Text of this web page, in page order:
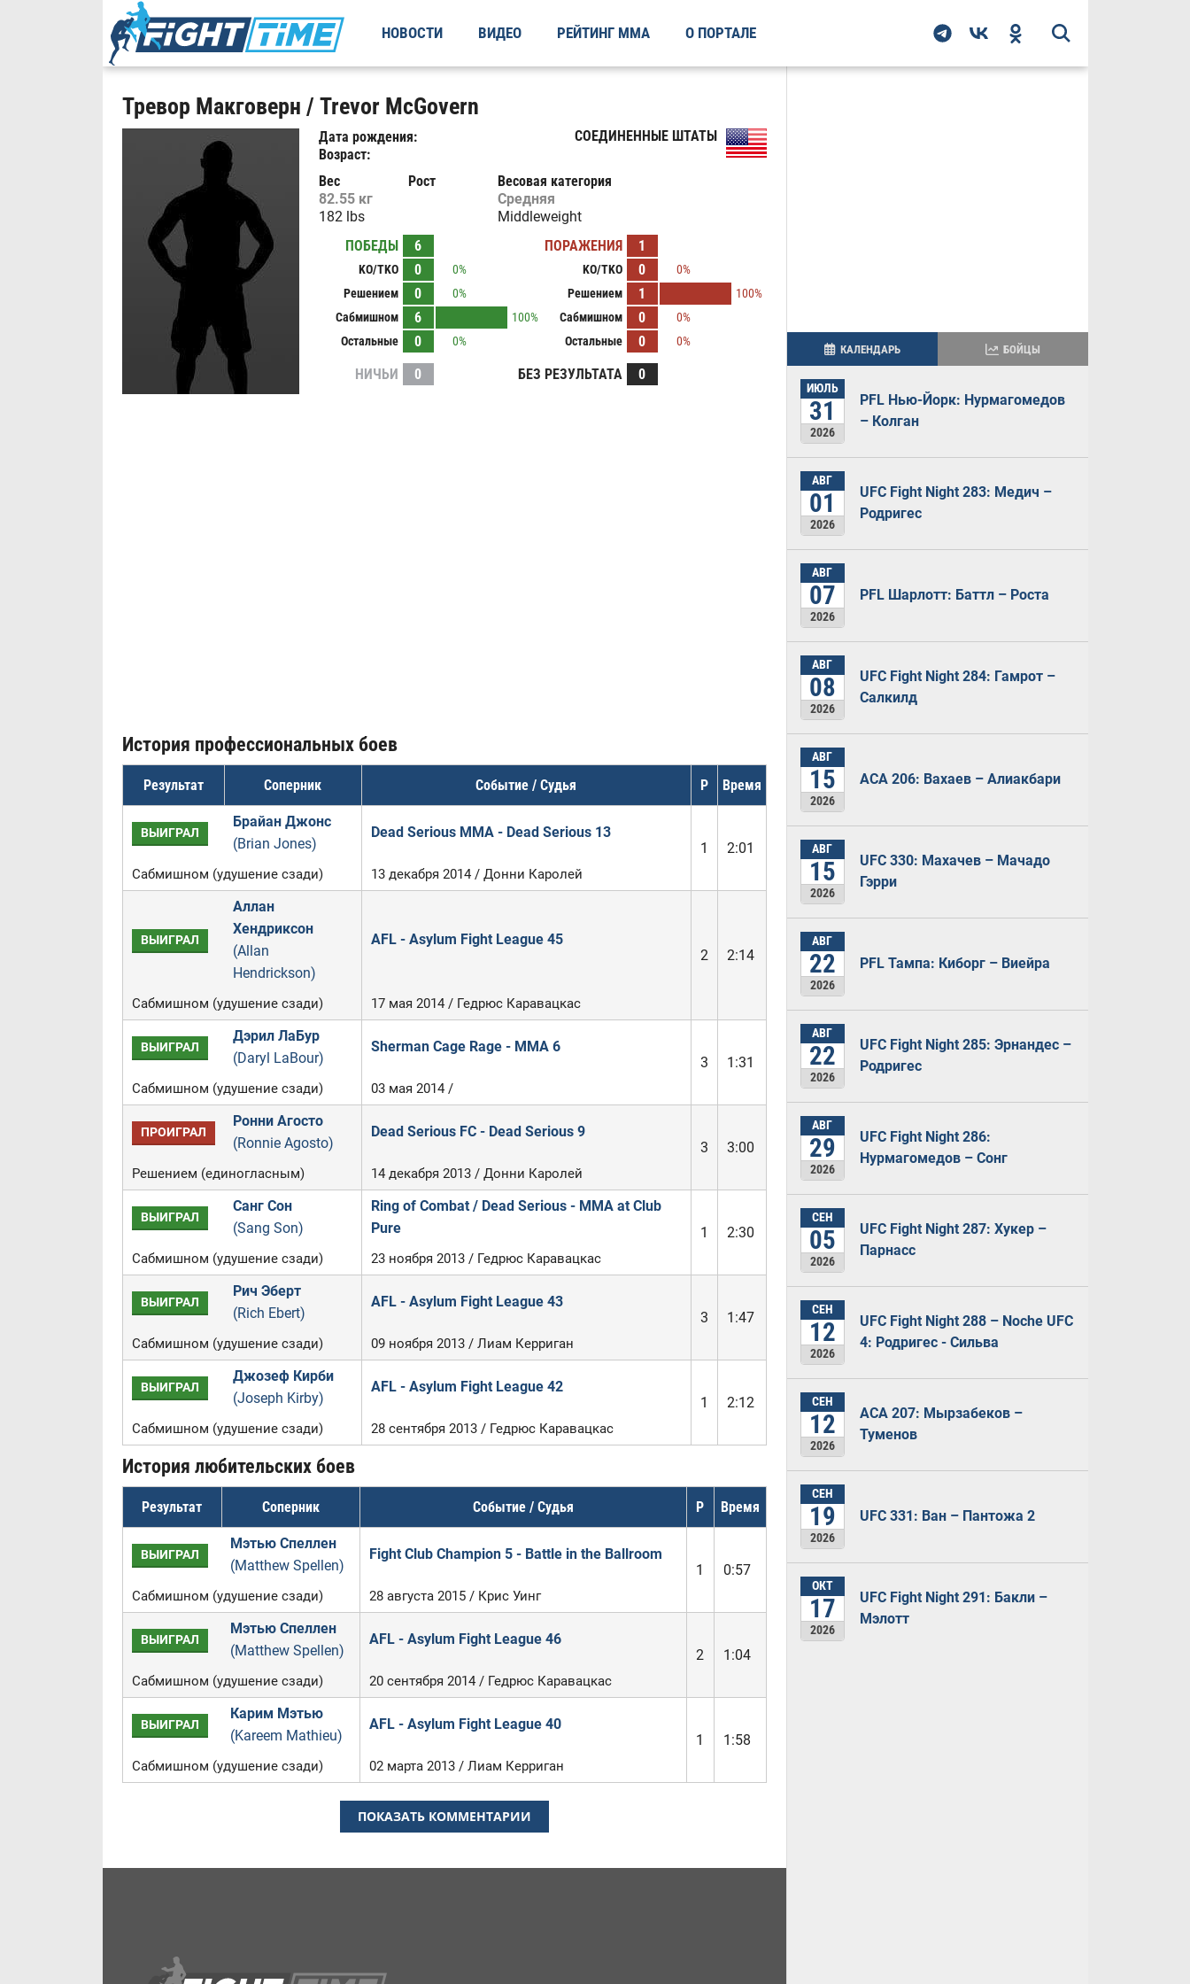
НОВОСТИ ВИДЕО РЕЙТИНГ ММА О ПОРТАЛЕ
Тревор Макговерн / Trevor McGovern
Дата рождения:
Возраст:
СОЕДИНЕННЫЕ ШТАТЫ
Вес
82.55 кг
182 lbs
Рост
Весовая категория
Средняя
Middleweight
ПОБЕДЫ
6
KO/TKO 0
0%
Решением
0
0%
Сабмишном
6
100%
Остальные
0 0%
ПОРАЖЕНИЯ 1
KO/TKO 0
0%
Решением
1
100%
Сабмишном
0
0%
Остальные
0 0%
НИЧЬИ 0 БЕЗ РЕЗУЛЬТАТА 0
История профессиональных боев
Результат Соперник Событие / Судья Р Время
ВЫИГРАЛ
Брайан Джонс
(Brian Jones)
Dead Serious MMA - Dead Serious 13
1
2:01
Сабмишном (удушение сзади) 13 декабря 2014 / Донни Каролей
ВЫИГРАЛ
Аллан
Хендриксон
(Allan
Hendrickson)
AFL - Asylum Fight League 45
2
2:14
Сабмишном (удушение сзади) 17 мая 2014 / Гедрюс Каравацкас
ВЫИГРАЛ
Дэрил ЛаБур
(Daryl LaBour)
Sherman Cage Rage - MMA 6
3
1:31
Сабмишном (удушение сзади) 03 мая 2014 /
ПРОИГРАЛ
Ронни Агосто
(Ronnie Agosto)
Dead Serious FC - Dead Serious 9
3
3:00
Решением (единогласным) 14 декабря 2013 / Донни Каролей
ВЫИГРАЛ
Санг Сон
(Sang Son)
Ring of Combat / Dead Serious - MMA at Club
Pure
1 2:30
Сабмишном (удушение сзади) 23 ноября 2013 / Гедрюс Каравацкас
ВЫИГРАЛ
Рич Эберт
(Rich Ebert)
AFL - Asylum Fight League 43
3
1:47
Сабмишном (удушение сзади) 09 ноября 2013 / Лиам Керриган
ВЫИГРАЛ
Джозеф Кирби
(Joseph Kirby)
AFL - Asylum Fight League 42
1
2:12
Сабмишном (удушение сзади) 28 сентября 2013 / Гедрюс Каравацкас
История любительских боев
Результат Соперник Событие / Судья Р Время
ВЫИГРАЛ
Мэтью Спеллен
(Matthew Spellen)
Fight Club Champion 5 - Battle in the Ballroom
1
0:57
Сабмишном (удушение сзади) 28 августа 2015 / Крис Уинг
ВЫИГРАЛ
Мэтью Спеллен
(Matthew Spellen)
AFL - Asylum Fight League 46
2
1:04
Сабмишном (удушение сзади) 20 сентября 2014 / Гедрюс Каравацкас
ВЫИГРАЛ
Карим Мэтью
(Kareem Mathieu)
AFL - Asylum Fight League 40
1
1:58
Сабмишном (удушение сзади) 02 марта 2013 / Лиам Керриган
ПОКАЗАТЬ КОММЕНТАРИИ
КАЛЕНДАРЬ БОЙЦЫ
ИЮЛЬ
31
2026
PFL Нью-Йорк: Нурмагомедов
– Колган
АВГ
01
2026
UFC Fight Night 283: Медич –
Родригес
АВГ
07
2026
PFL Шарлотт: Баттл – Роста
АВГ
08
2026
UFC Fight Night 284: Гамрот –
Салкилд
АВГ
15
2026
ACA 206: Вахаев – Алиакбари
АВГ
15
2026
UFC 330: Махачев – Мачадо
Гэрри
АВГ
22
2026
PFL Тампа: Киборг – Виейра
АВГ
22
2026
UFC Fight Night 285: Эрнандес –
Родригес
АВГ
29
2026
UFC Fight Night 286:
Нурмагомедов – Сонг
СЕН
05
2026
UFC Fight Night 287: Хукер –
Парнасс
СЕН
12
2026
UFC Fight Night 288 – Noche UFC
4: Родригес - Сильва
СЕН
12
2026
ACA 207: Мырзабеков –
Туменов
СЕН
19
2026
UFC 331: Ван – Пантожа 2
ОКТ
17
2026
UFC Fight Night 291: Бакли –
Мэлотт